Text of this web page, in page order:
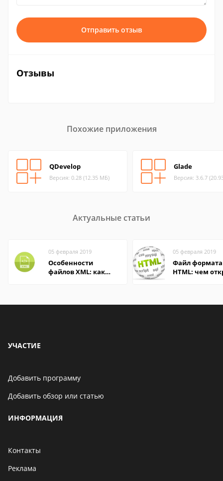
Отправить отзыв
Отзывы
Похожие приложения
QDevelop
Версия: 0.28 (12.35 МБ)
Glade
Версия: 3.6.7
Актуальные статьи
05 февраля 2019
Особенности
файлов XML: как
05 февраля 2019
Файл формата
HTML: чем
УЧАСТИЕ
Добавить программу
Добавить обзор или статью
ИНФОРМАЦИЯ
Контакты
Реклама